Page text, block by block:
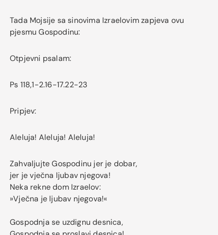
Tada Mojsije sa sinovima Izraelovim zapjeva ovu
pjesmu Gospodinu:
Otpjevni psalam:
Ps 118,1-2.16-17.22-23
Pripjev:
Aleluja! Aleluja! Aleluja!
Zahvaljujte Gospodinu jer je dobar,
jer je vječna ljubav njegova!
Neka rekne dom Izraelov:
»Vječna je ljubav njegova!«
Gospodnja se uzdignu desnica,